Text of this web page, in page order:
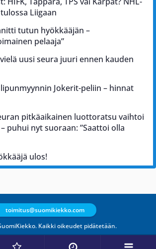
Liigaan
tutun hyökkääjän –
pelaaja”
uusi seura juuri ennen kauden
lipunmyynnin Jokerit-peliin – hinnat
pitkäaikainen luottoratsu vaihtoi
puhui nyt suoraan: ”Saattoi olla
ulos!
Kaikki oikeudet pidätetään.
toimitus@suomikiekko.com